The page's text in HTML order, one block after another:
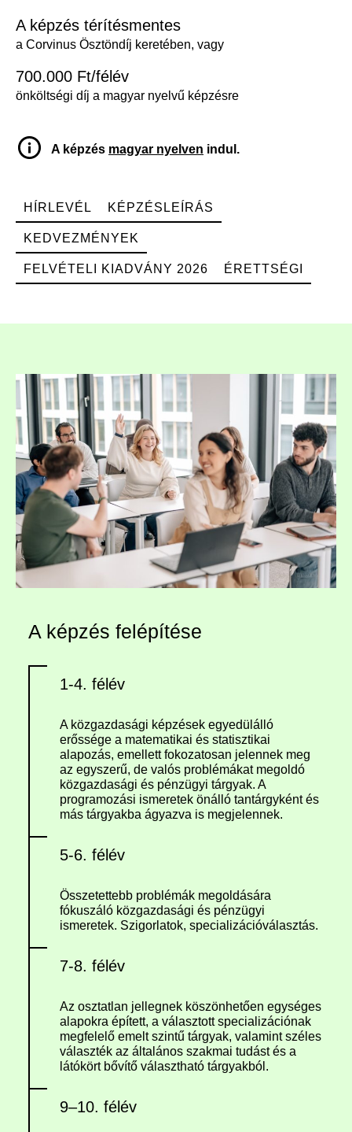
A képzés térítésmentes
a Corvinus Ösztöndíj keretében, vagy
700.000 Ft/félév
önköltségi díj a magyar nyelvű képzésre
A képzés magyar nyelven indul.
HÍRLEVÉL KÉPZÉSLEÍRÁS
KEDVEZMÉNYEK
FELVÉTELI KIADVÁNY 2026 ÉRETTSÉGI
A képzés felépítése
1-4. félév
A közgazdasági képzések egyedülálló
erőssége a matematikai és statisztikai
alapozás, emellett fokozatosan jelennek meg
az egyszerű, de valós problémákat megoldó
közgazdasági és pénzügyi tárgyak. A
programozási ismeretek önálló tantárgyként és
más tárgyakba ágyazva is megjelennek.
5-6. félév
Összetettebb problémák megoldására
fókuszáló közgazdasági és pénzügyi
ismeretek. Szigorlatok, specializációválasztás.
7-8. félév
Az osztatlan jellegnek köszönhetően egységes
alapokra épített, a választott specializációnak
megfelelő emelt szintű tárgyak, valamint széles
választék az általános szakmai tudást és a
látókört bővítő választható tárgyakból.
9–10. félév